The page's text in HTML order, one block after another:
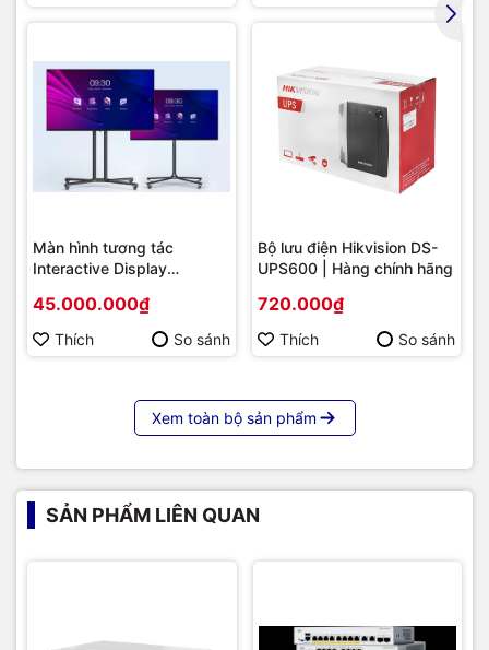
Màn hình tương tác
Interactive Display
86 | Cấu hình cao cấp |
Hàng chính hãng
45.000.000₫
Thích So sánh
Bộ lưu điện Hikvision DS-
UPS600 | Hàng chính hãng
720.000₫
Thích So sánh
Xem toàn bộ sản phẩm
SẢN PHẨM LIÊN QUAN